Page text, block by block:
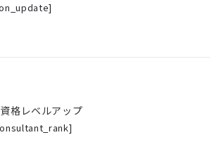
]
格レベルアップ
]